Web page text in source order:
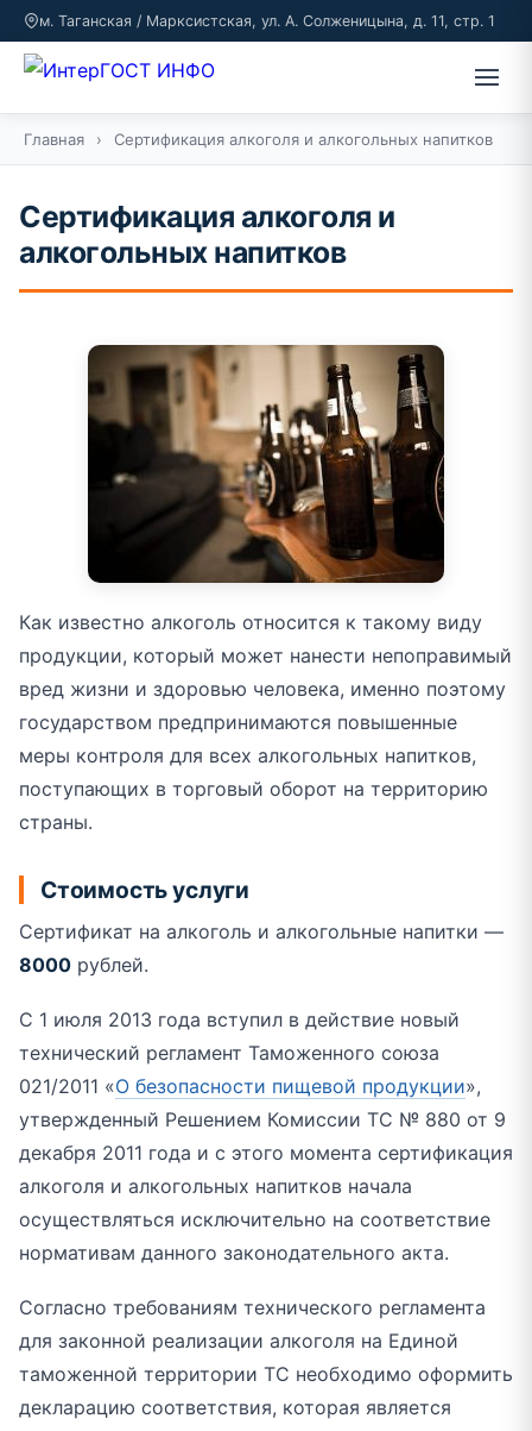
м. Таганская / Марксистская, ул. А. Солженицына, д. 11, стр. 1
Главная › Сертификация алкоголя и алкогольных напитков
Сертификация алкоголя и
алкогольных напитков
Как известно алкоголь относится к такому виду
продукции, который может нанести непоправимый
вред жизни и здоровью человека, именно поэтому
государством предпринимаются повышенные
меры контроля для всех алкогольных напитков,
поступающих в торговый оборот на территорию
страны.
Стоимость услуги
Сертификат на алкоголь и алкогольные напитки —
8000 рублей.
С 1 июля 2013 года вступил в действие новый
технический регламент Таможенного союза
021/2011 «О безопасности пищевой продукции»,
утвержденный Решением Комиссии ТС № 880 от 9
декабря 2011 года и с этого момента сертификация
алкоголя и алкогольных напитков начала
осуществляться исключительно на соответствие
нормативам данного законодательного акта.
Согласно требованиям технического регламента
для законной реализации алкоголя на Единой
таможенной территории ТС необходимо оформить
декларацию соответствия, которая является